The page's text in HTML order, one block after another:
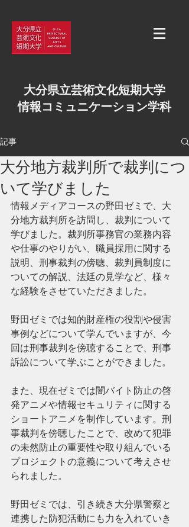
大分県立芸術文化短期大学
情報コミュニケーション学科
記事
大分地方裁判所で裁判につ
いて学びました
情報メディアコースの野田ゼミで、大
分地方裁判所を訪問し、裁判について
学びました。裁判所事務官の業務内容
や仕事のやりがい、職員採用に関する
説明、刑事裁判の傍聴、裁判員制度に
ついての解説、法廷の見学など、様々
な経験をさせていただきました。
野田ゼミでは知的財産権の役割や侵害
事例などについて学んでいますが、今
回は刑事裁判を傍聴することで、刑事
訴訟について学ぶことができました。
また、現在ゼミでは闇バイト防止の啓
発アニメや情報セキュリティに関する
ショートアニメを制作しています。刑
事裁判を傍聴したことで、改めて犯罪
の未然防止の重要性や取り組んでいる
プロジェクトの意義について考えさせ
られました。
野田ゼミでは、引き続き大分県警察と
連携した防犯活動にも力を入れていき